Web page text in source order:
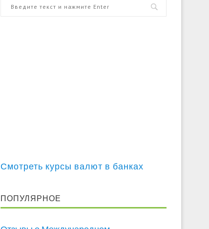
Смотреть курсы валют в банках
ПОПУЛЯРНОЕ